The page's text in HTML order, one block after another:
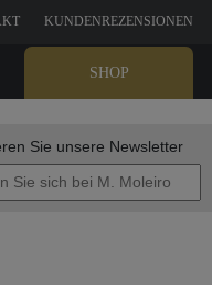
Sie unsere Newsletter
KUNDENREZENSIONEN
SHOP